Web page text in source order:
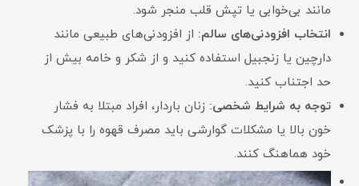
مانند بی‌خوابی یا تپش قلب منجر شود.
انتخاب افزودنی‌های سالم: از افزودنی‌های طبیعی مانند
دارچین یا زنجبیل استفاده کنید و از شکر و خامه بیش از
حد اجتناب کنید.
توجه به شرایط شخصی: زنان باردار، افراد مبتلا به فشار
خون بالا یا مشکلات گوارشی باید مصرف قهوه را با پزشک
خود هماهنگ کنند.